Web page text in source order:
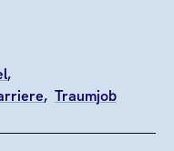
Traumjob